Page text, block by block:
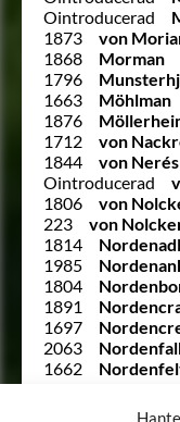
Ointroducerad
1873
von
1868
Morman
1796
1663
Möhlman
1876
1712
von
1844
von Nerés
Ointroducerad
1806
von
223
von
1814
1985
1804
1891
1697
2063
1662